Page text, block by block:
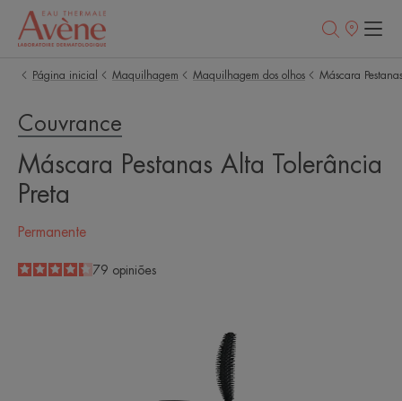
Pontos
Página inicial
Maquilhagem Maquilhagem dos olhos Máscara
Couvrance
Máscara Pestanas Alta Tolerância
Preta
Permanente
4.3
/
5
79 opiniões